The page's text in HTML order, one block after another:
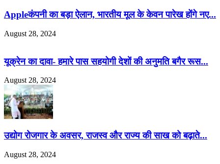
Appleकंपनी का बड़ा ऐलान, भारतीय मूल के केवन पारेख होंगे नए...
August 28, 2024
यूक्रेन का दावा- हमारे पास सहयोगी देशों की अनुमति बगैर रूस...
August 28, 2024
उद्योग रोजगार के अवसर, राजस्व और राज्य की साख को बढ़ाते...
August 28, 2024